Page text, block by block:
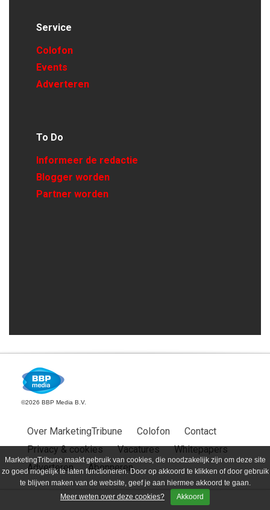
MarketingTribune maakt gebruik van cookies, die noodzakelijk zijn om deze site
zo goed mogelijk te laten functioneren. Door op akkoord te klikken of door gebruik
te blijven maken van de website, geef je aan hiermee akkoord te gaan.
Meer weten over deze cookies?
Akkoord
Service
Colofon
Events
Adverteren
To Do
Informeer de redactie
Blogger worden
Partner worden
©2026 BBP Media B.V.
Over MarketingTribune Colofon
Contact
Privacy & cookies
Vacatures
Whitepapers
Adverteren
Abonneren